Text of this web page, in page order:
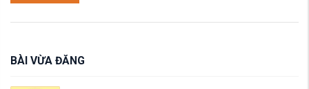
BÀI VỪA ĐĂNG